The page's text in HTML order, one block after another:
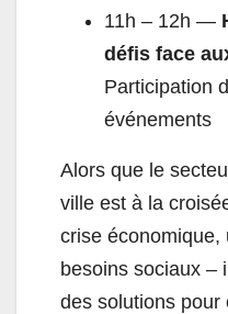
11h – 12h —
défis face
Participation
événements
Alors que le
ville est à la
crise économique,
besoins sociaux –
des solutions pour